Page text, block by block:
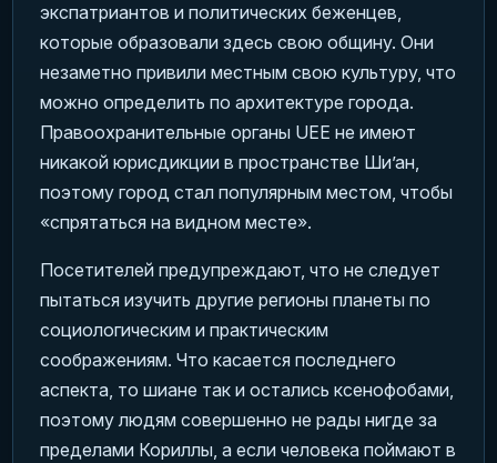
экспатриантов и политических беженцев,
которые образовали здесь свою общину. Они
незаметно привили местным свою культуру, что
можно определить по архитектуре города.
Правоохранительные органы UEE не имеют
никакой юрисдикции в пространстве Ши’ан,
поэтому город стал популярным местом, чтобы
«спрятаться на видном месте».
Посетителей предупреждают, что не следует
пытаться изучить другие регионы планеты по
социологическим и практическим
соображениям. Что касается последнего
аспекта, то шиане так и остались ксенофобами,
поэтому людям совершенно не рады нигде за
пределами Кориллы, а если человека поймают в